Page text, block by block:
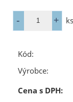
ks
Kód:
Výrobce:
Cena s DPH: